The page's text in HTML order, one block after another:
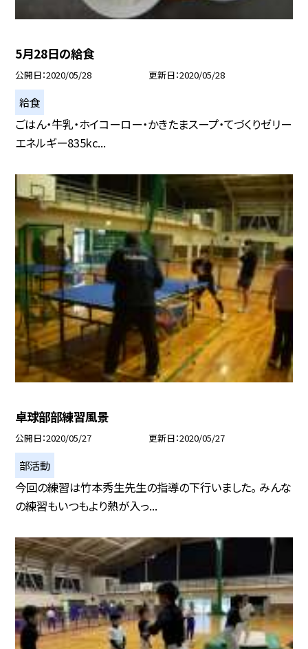
5月28日の給食
公開日 2020/05/28 更新日 2020/05/28
給食
ごはん・牛乳・ホイコーロー・かきたまスープ・てづくりゼリー
エネルギー835kc...
卓球部部練習風景
公開日 2020/05/27 更新日 2020/05/27
部活動
今回の練習は竹本秀生先生の指導の下行いました。 みんな
の練習もいつもより熱が入っ...